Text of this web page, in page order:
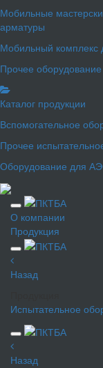
Мобильные
арматуры
Мобильный комплекс
Прочее оборудование
Каталог продукции
Вспомогательное
Прочее
Оборудование для
О компании
Продукция
Назад
Испытательное
Назад